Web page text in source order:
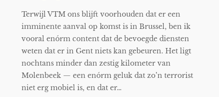
Terwijl VTM ons blijft voorhouden dat er een
imminente aanval op komst is in Brussel, ben ik
vooral enórm content dat de bevoegde diensten
weten dat er in Gent niets kan gebeuren. Het ligt
nochtans minder dan zestig kilometer van
Molenbeek — een enórm geluk dat zo’n terrorist
niet erg mobiel is, en dat er…